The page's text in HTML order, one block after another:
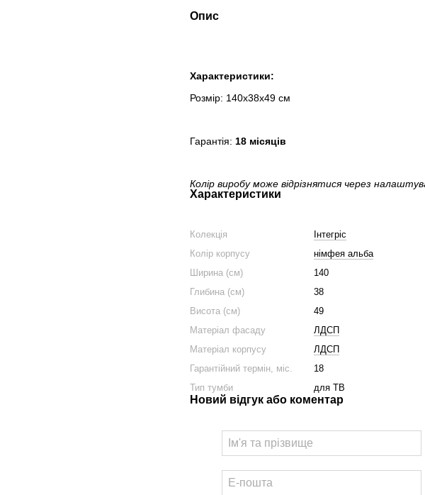
Опис
Характеристики:
Розмір: 140х38х49 см
Гарантія: 18 місяців
Колір виробу може відрізнятися через
Характеристики
Колекція
Інтегріс
Колір корпусу
німфея альба
Ширина (см)
140
Глибина (см)
38
Висота (см)
49
Матеріал фасаду
ЛДСП
Матеріал корпусу
ЛДСП
Гарантійний термін, міс.
18
Тип тумби
для ТВ
Новий відгук або коментар